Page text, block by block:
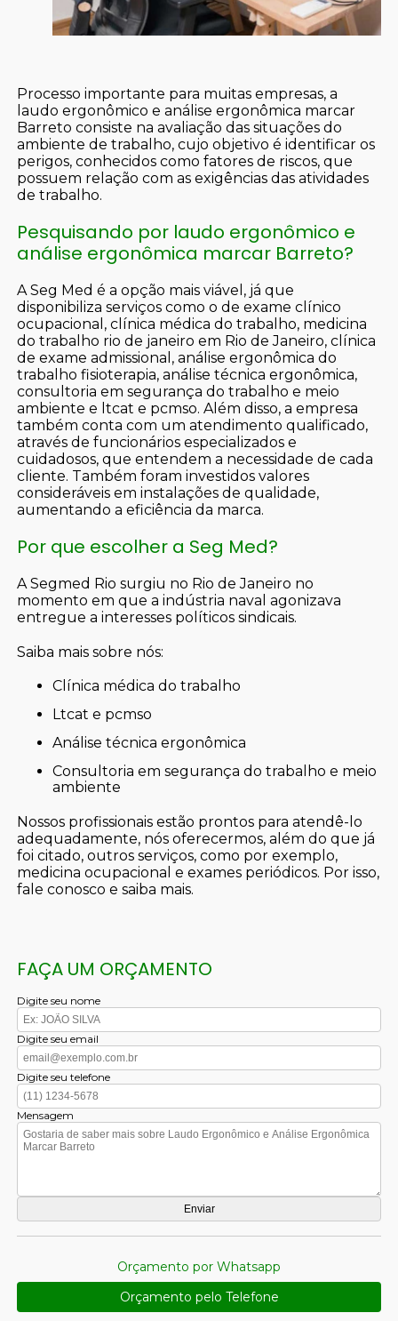
Processo importante para muitas empresas, a
laudo ergonômico e análise ergonômica marcar
Barreto consiste na avaliação das situações do
ambiente de trabalho, cujo objetivo é identificar os
perigos, conhecidos como fatores de riscos, que
possuem relação com as exigências das atividades
de trabalho.
Pesquisando por laudo ergonômico e
análise ergonômica marcar Barreto?
A Seg Med é a opção mais viável, já que
disponibiliza serviços como o de exame clínico
ocupacional, clínica médica do trabalho, medicina
do trabalho rio de janeiro em Rio de Janeiro, clínica
de exame admissional, análise ergonômica do
trabalho fisioterapia, análise técnica ergonômica,
consultoria em segurança do trabalho e meio
ambiente e ltcat e pcmso. Além disso, a empresa
também conta com um atendimento qualificado,
através de funcionários especializados e
cuidadosos, que entendem a necessidade de cada
cliente. Também foram investidos valores
consideráveis em instalações de qualidade,
aumentando a eficiência da marca.
Por que escolher a Seg Med?
A Segmed Rio surgiu no Rio de Janeiro no
momento em que a indústria naval agonizava
entregue a interesses políticos sindicais.
Saiba mais sobre nós:
clínica médica do trabalho
ltcat e pcmso
análise técnica ergonômica
consultoria em segurança do trabalho e meio
ambiente
Nossos profissionais estão prontos para atendê-lo
adequadamente, nós oferecermos, além do que já
foi citado, outros serviços, como por exemplo,
medicina ocupacional e exames periódicos. Por isso,
fale conosco e saiba mais.
FAÇA UM ORÇAMENTO
Digite seu nome
Digite seu email
Digite seu telefone
Mensagem
Orçamento por Whatsapp
Orçamento pelo Telefone